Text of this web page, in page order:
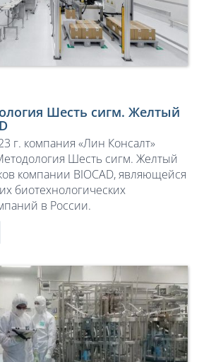
Шесть сигм. Желтый
г. компания «Лин Консалт»
Шесть сигм. Желтый
компании BIOCAD, являющейся
биотехнологических
в России.